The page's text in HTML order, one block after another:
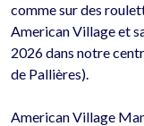
comme sur des
American Village et
2026 dans notre
de Pallières).
American Village